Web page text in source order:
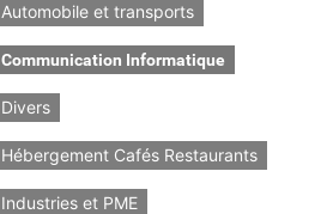
Automobile et transports
Communication Informatique
Divers
Hébergement Cafés Restaurants
Industries et PME